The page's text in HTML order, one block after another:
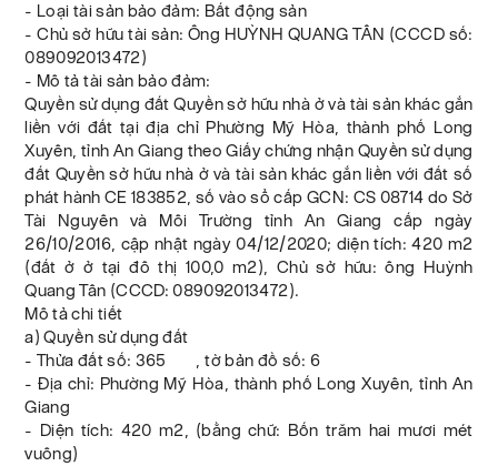
- Loại tài sản bảo đảm: Bất động sản
- Chủ sở hữu tài sản: Ông HUỲNH QUANG TÂN (CCCD số:
089092013472)
- Mô tả tài sản bảo đảm:
Quyền sử dụng đất Quyền sở hữu nhà ở và tài sản khác gắn
liền với đất tại địa chỉ Phường Mỹ Hòa, thành phố Long
Xuyên, tỉnh An Giang theo Giấy chứng nhận Quyền sử dụng
đất Quyền sở hữu nhà ở và tài sản khác gắn liền với đất số
phát hành CE 183852, số vào sổ cấp GCN: CS 08714 do Sở
Tài Nguyên và Môi Trường tỉnh An Giang cấp ngày
26/10/2016, cập nhật ngày 04/12/2020; diện tích: 420 m2
(đất ở ở tại đô thị 100,0 m2), Chủ sở hữu: ông Huỳnh
Quang Tân (CCCD: 089092013472).
Mô tả chi tiết
a) Quyền sử dụng đất
- Thửa đất số: 365 , tờ bản đồ số: 6
- Địa chỉ: Phường Mỹ Hòa, thành phố Long Xuyên, tỉnh An
Giang
- Diện tích: 420 m2, (bằng chữ: Bốn trăm hai mươi mét
vuông)